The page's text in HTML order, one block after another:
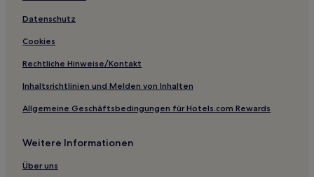
Museum
Hotels nahe Shanghai University of Finance and Economics
Hotels nahe Stadtarchiv Shanghai
Hotels nahe Brilliance Shimao International Plaza
Hotels nahe Shanghai Konzerthalle
Hotels nahe U-Bahn-Station Tongji University
Hotels nahe Chen Yi Square
Datenschutz
Cookies
Rechtliche Hinweise/Kontakt
Inhaltsrichtlinien und Melden von Inhalten
Allgemeine Geschäftsbedingungen für Hotels.com Rewards
Weitere Informationen
Über uns